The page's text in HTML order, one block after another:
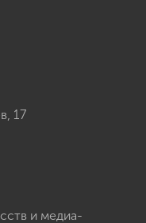
17
и медиа-